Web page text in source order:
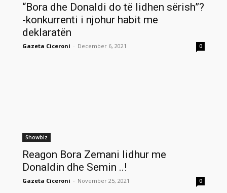
“Bora dhe Donaldi do të lidhen sërish”?
-konkurrenti i njohur habit me
deklaratën
Gazeta Ciceroni - December 6, 2021 0
Showbiz
Reagon Bora Zemani lidhur me
Donaldin dhe Semin ..!
Gazeta Ciceroni - November 25, 2021 0